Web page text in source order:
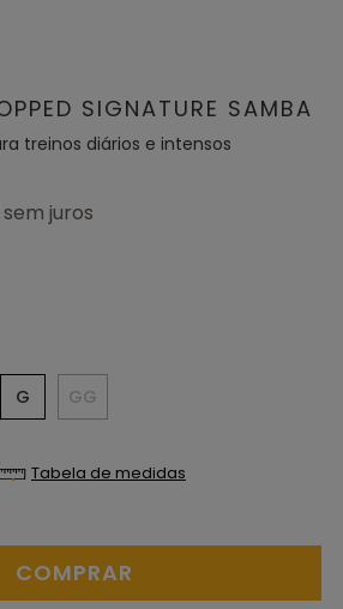
SIGNATURE SAMBA
treinos diários e intensos
G GG
Tabela de medidas